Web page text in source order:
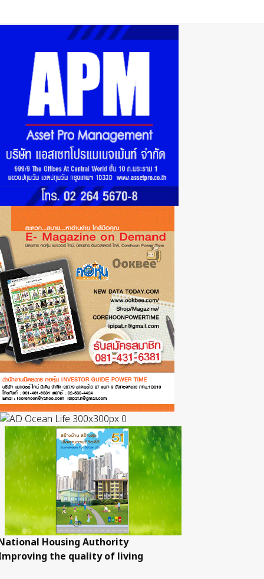
Housing Authority
the quality of living